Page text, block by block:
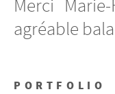
Merci
agréable
PORTFOLIO